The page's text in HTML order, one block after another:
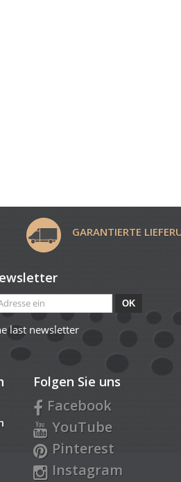
GARANTIERTE
OK
last newsletter
Folgen Sie uns
Facebook
YouTube
Pinterest
Instagram